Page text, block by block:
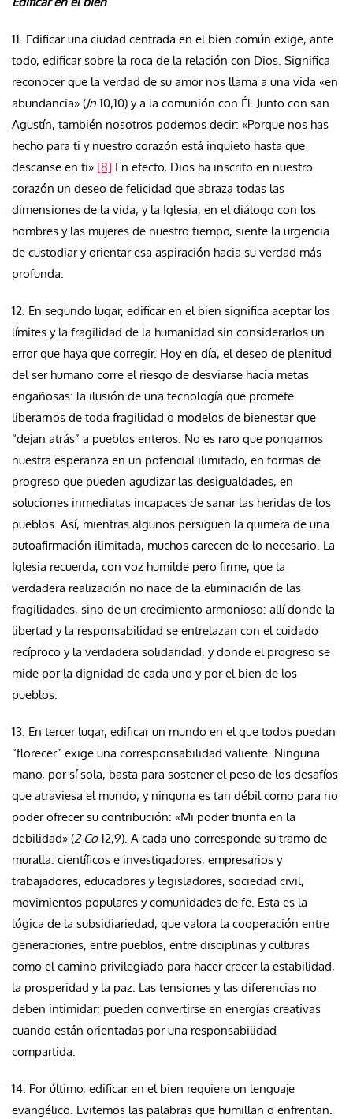
11. Edificar una ciudad centrada en el bien común exige, ante
todo, edificar sobre la roca de la relación con Dios. Significa
reconocer que la verdad de su amor nos llama a una vida «en
abundancia» (Jn 10,10) y a la comunión con Él. Junto con san
Agustín, también nosotros podemos decir: «Porque nos has
hecho para ti y nuestro corazón está inquieto hasta que
descanse en ti».[8] En efecto, Dios ha inscrito en nuestro
corazón un deseo de felicidad que abraza todas las
dimensiones de la vida; y la Iglesia, en el diálogo con los
hombres y las mujeres de nuestro tiempo, siente la urgencia
de custodiar y orientar esa aspiración hacia su verdad más
profunda.
12. En segundo lugar, edificar en el bien significa aceptar los
límites y la fragilidad de la humanidad sin considerarlos un
error que haya que corregir. Hoy en día, el deseo de plenitud
del ser humano corre el riesgo de desviarse hacia metas
engañosas: la ilusión de una tecnología que promete
liberarnos de toda fragilidad o modelos de bienestar que
“dejan atrás” a pueblos enteros. No es raro que pongamos
nuestra esperanza en un potencial ilimitado, en formas de
progreso que pueden agudizar las desigualdades, en
soluciones inmediatas incapaces de sanar las heridas de los
pueblos. Así, mientras algunos persiguen la quimera de una
autoafirmación ilimitada, muchos carecen de lo necesario. La
Iglesia recuerda, con voz humilde pero firme, que la
verdadera realización no nace de la eliminación de las
fragilidades, sino de un crecimiento armonioso: allí donde la
libertad y la responsabilidad se entrelazan con el cuidado
recíproco y la verdadera solidaridad, y donde el progreso se
mide por la dignidad de cada uno y por el bien de los
pueblos.
13. En tercer lugar, edificar un mundo en el que todos puedan
“florecer” exige una corresponsabilidad valiente. Ninguna
mano, por sí sola, basta para sostener el peso de los desafíos
que atraviesa el mundo; y ninguna es tan débil como para no
poder ofrecer su contribución: «Mi poder triunfa en la
debilidad» (2 Co12,9). A cada uno corresponde su tramo de
muralla: científicos e investigadores, empresarios y
trabajadores, educadores y legisladores, sociedad civil,
movimientos populares y comunidades de fe. Esta es la
lógica de la subsidiariedad, que valora la cooperación entre
generaciones, entre pueblos, entre disciplinas y culturas
como el camino privilegiado para hacer crecer la estabilidad,
la prosperidad y la paz. Las tensiones y las diferencias no
deben intimidar; pueden convertirse en energías creativas
cuando están orientadas por una responsabilidad
compartida.
14. Por último, edificar en el bien requiere un lenguaje
evangélico. Evitemos las palabras que humillan o enfrentan.